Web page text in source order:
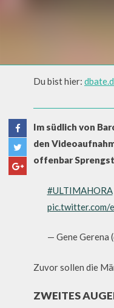
Du bist hier:
TERROR
Im südlich von
den
offenbar
#ULTIMAHORA
pic.twitter.com/
— Gene Gerena
Zuvor sollen die
ZWEITES